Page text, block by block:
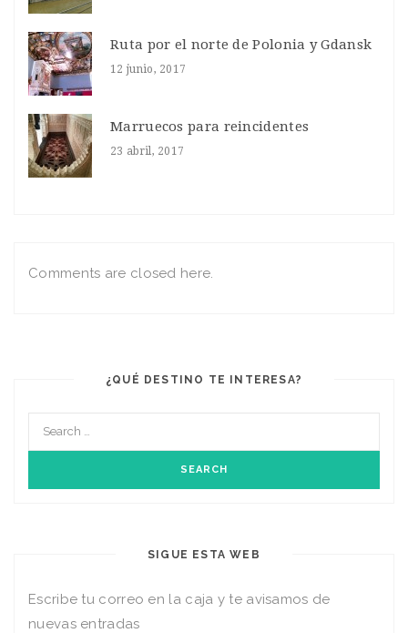
Ruta por el norte de Polonia y Gdansk
12 junio, 2017
Marruecos para reincidentes
23 abril, 2017
Comments are closed here.
¿QUÉ DESTINO TE INTERESA?
SIGUE ESTA WEB
Escribe tu correo en la caja y te avisamos de
nuevas entradas